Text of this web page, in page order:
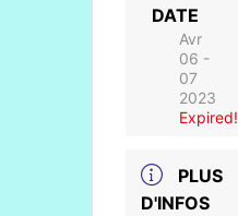
DATE
Avr
06 -
07
2023
Expired!
PLUS
D'INFOS